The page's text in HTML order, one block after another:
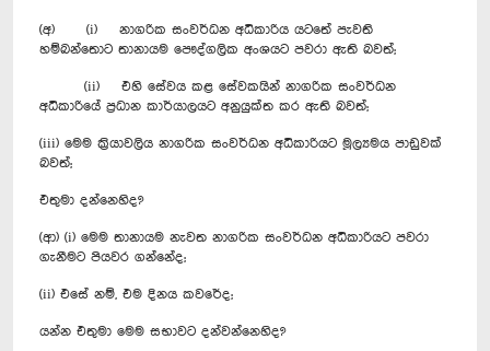
(අ) (i) නාගරික සංවර්ධන අධිකාරිය යටතේ පැවති
හම්බන්තොට තානායම පෞද්ගලික අංශයට පවරා ඇති බවත්;
(ii) එහි සේවය කළ සේවකයින් නාගරික සංවර්ධන
අධිකාරියේ ප‍්‍රධාන කාර්යාලයට අනුයුක්ත කර ඇති බවත්;
(iii) මෙම ක‍්‍රියාවලිය නාගරික සංවර්ධන අධිකාරියට මූල්‍යමය පාඩුවක්
බවත්;
එතුමා දන්නෙහිද?
(ආ) (i) මෙම තානායම නැවත නාගරික සංවර්ධන අධිකාරියට පවරා
ගැනීමට පියවර ගන්නේද;
(ii) එසේ නම්, එම දිනය කවරේද;
යන්න එතුමා මෙම සභාවට දන්වන්නෙහිද?